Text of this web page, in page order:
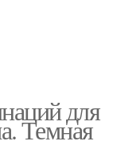
для
Темная